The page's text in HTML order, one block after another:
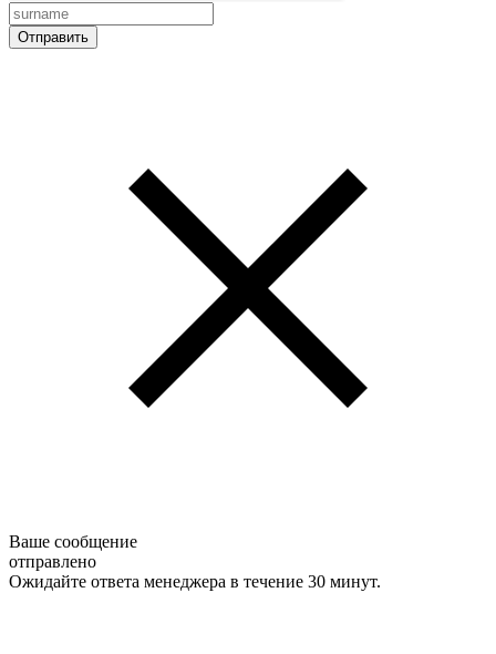
Ваше сообщение
отправлено
Ожидайте ответа менеджера в течение 30 минут.